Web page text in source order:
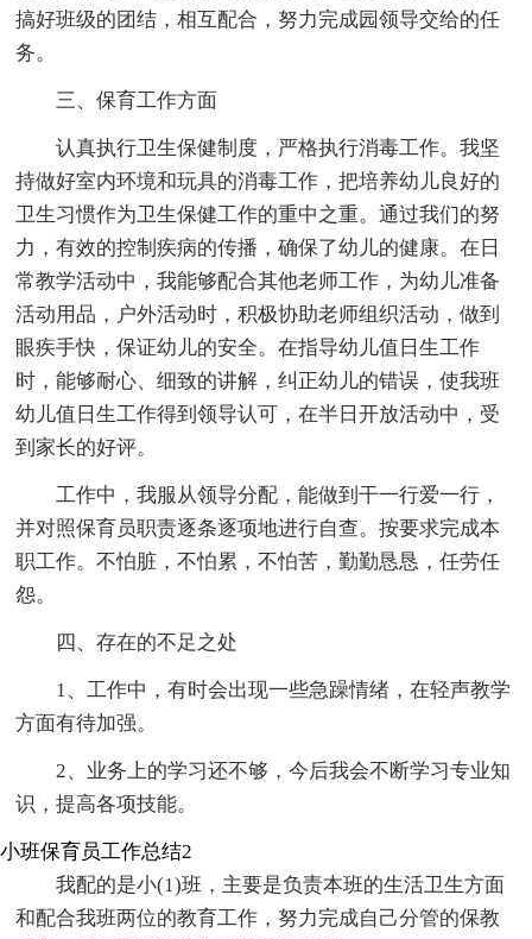
搞好班级的团结，相互配合，努力完成园领导交给的任
务。
三、保育工作方面
认真执行卫生保健制度，严格执行消毒工作。我坚
持做好室内环境和玩具的消毒工作，把培养幼儿良好的
卫生习惯作为卫生保健工作的重中之重。通过我们的努
力，有效的控制疾病的传播，确保了幼儿的健康。在日
常教学活动中，我能够配合其他老师工作，为幼儿准备
活动用品，户外活动时，积极协助老师组织活动，做到
眼疾手快，保证幼儿的安全。在指导幼儿值日生工作
时，能够耐心、细致的讲解，纠正幼儿的错误，使我班
幼儿值日生工作得到领导认可，在半日开放活动中，受
到家长的好评。
工作中，我服从领导分配，能做到干一行爱一行，
并对照保育员职责逐条逐项地进行自查。按要求完成本
职工作。不怕脏，不怕累，不怕苦，勤勤恳恳，任劳任
怨。
四、存在的不足之处
1、工作中，有时会出现一些急躁情绪，在轻声教学
方面有待加强。
2、业务上的学习还不够，今后我会不断学习专业知
识，提高各项技能。
小班保育员工作总结2
我配的是小(1)班，主要是负责本班的生活卫生方面
和配合我班两位的教育工作，努力完成自己分管的保教